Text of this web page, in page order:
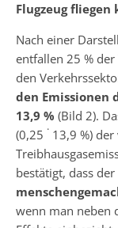
Flugzeug fliegen
Nach einer
entfallen 25 %
den
den Emissionen
13,9 % (Bild 2).
(0,25
.
13,9 %)
bestätigt, dass
wenn man neben